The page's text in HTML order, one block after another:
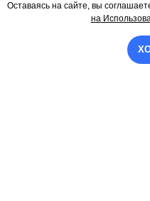
Оставаясь на сайте, вы
на